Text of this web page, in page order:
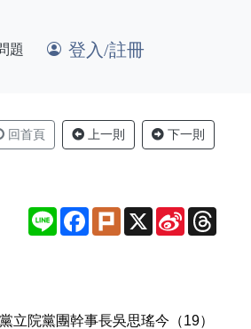
題 登入/註冊
回首頁 上一則 下一則
Line Facebook
Plurk X
Sina
Weibo
立院黨團幹事長吳思瑤今（19）